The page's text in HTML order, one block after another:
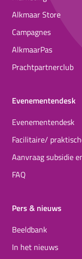
Alkmaar Store
Campagnes
AlkmaarPas
Prachtpartnerclub
Evenementendesk
Evenementendesk
Facilitaire/
Aanvraag subsidie
FAQ
Pers & nieuws
Beeldbank
In het nieuws